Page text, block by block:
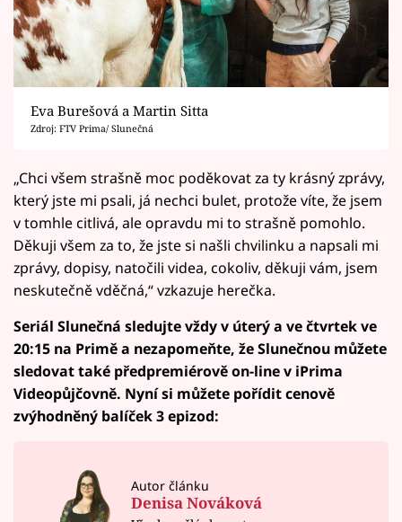
Eva Burešová a Martin Sitta
Zdroj: FTV Prima/ Slunečná
„Chci všem strašně moc poděkovat za ty krásný zprávy,
který jste mi psali, já nechci bulet, protože víte, že jsem
v tomhle citlivá, ale opravdu mi to strašně pomohlo.
Děkuji všem za to, že jste si našli chvilinku a napsali mi
zprávy, dopisy, natočili videa, cokoliv, děkuji vám, jsem
neskutečně vděčná,“ vzkazuje herečka.
Seriál Slunečná sledujte vždy v úterý a ve čtvrtek ve
20:15 na Primě a nezapomeňte, že Slunečnou můžete
sledovat také předpremiérově on-line v iPrima
Videopůjčovně. Nyní si můžete pořídit cenově
zvýhodněný balíček 3 epizod:
Autor článku
Denisa Nováková